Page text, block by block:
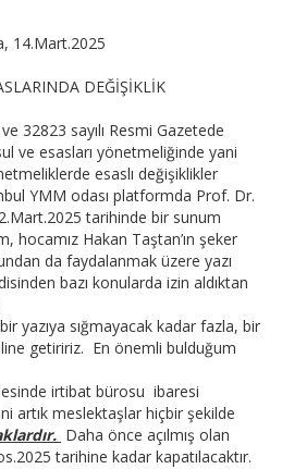
DEĞİŞİKLİK
sayılı Resmi Gazetede
ve esasları yönetmeliğinde yani
esaslı değişiklikler
YMM odası platformda Prof. Dr.
tarihinde bir sunum
hocamız Hakan Taştan’ın şeker
da faydalanmak üzere yazı
bazı konularda izin aldıktan
sığmayacak kadar fazla, bir
getiririz. En önemli bulduğum
irtibat bürosu ibaresi
artık meslektaşlar hiçbir şekilde
Daha önce açılmış olan
tarihine kadar kapatılacaktır.